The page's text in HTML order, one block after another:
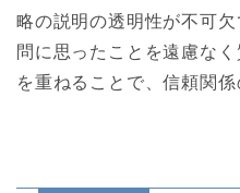
略の説明の透明性が不可
問に思ったことを遠慮な
を重ねることで、信頼関